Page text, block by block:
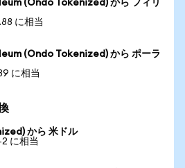
(Ondo Tokenized) から フィリ
に相当
(Ondo Tokenized) から ポーラ
に相当
から 米ドル
に相当